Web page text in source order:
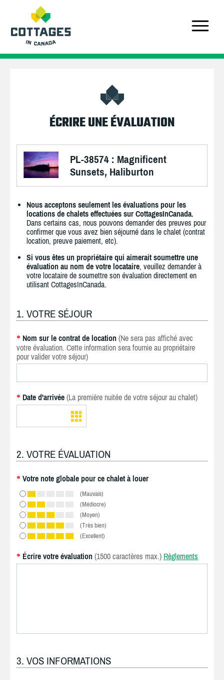
ÉCRIRE UNE ÉVALUATION
PL-38574 : Magnificent
Sunsets, Haliburton
Nous acceptons seulement les évaluations pour les
locations de chalets effectuées sur CottagesInCanada.
Dans certains cas, nous pouvons demander des preuves pour
confirmer que vous avez bien séjourné dans le chalet (contrat
location, preuve paiement, etc).
Si vous êtes un propriétaire qui aimerait soumettre une
évaluation au nom de votre locataire, veuillez demander à
votre locataire de soumettre son évaluation directement en
utilisant CottagesInCanada.
1. VOTRE SÉJOUR
* Nom sur le contrat de location (Ne sera pas affiché avec
votre évaluation. Cette information sera fournie au propriétaire
pour valider votre séjour)
* Date d'arrivée (La première nuitée de votre séjour au chalet)
2. VOTRE ÉVALUATION
* Votre note globale pour ce chalet à louer
(Mauvais)
(Médiocre)
(Moyen)
(Très bien)
(Excellent)
* Écrire votre évaluation (1500 caractères max.) Règlements
3. VOS INFORMATIONS